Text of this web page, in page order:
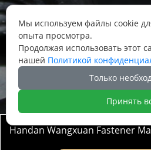
Адрес: Северная часть
Чжоуцунь, поселок
город Ханьдань,
 
Handan Wangxuan Fastener
Мы используем файлы cookie
опыта просмотра.
Продолжая использовать этот
нашей Политикой
Только
Принять